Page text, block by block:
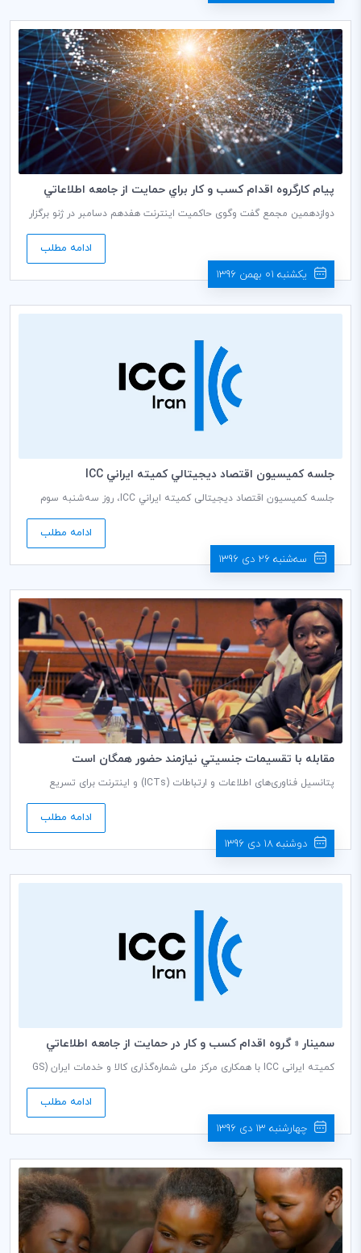
پيام كارگروه اقدام كسب و كار براي حمايت از جامعه اطلاعاتي
اتاق بازرگاني بين‌ا‌لمللي به سياست‌گذاران انجمن حاكميت
اينترنت سال 2017
دوازدهمین مجمع گفت وگوی حاکمیت اینترنت هفدهم دسامبر در ژنو برگزار
جامعه اطلاعاتی (BASIS) اتاق بازرگانی بین‌المللی (ICC) با پیام «شکوفایی
اقتصاد دیجیتالی مستلزم برخورد تخصصی با کسب و کارها است.»، میزبان
نخستین جلسه چندجانبه به منظور ایجاد فهمی عمیق نسبت به نقش
کسب و کار‌ها و سایر ذینفعان در حمایت از مزایای روزافزون فناوری اطلاعات
ادامه مطلب
یکشنبه 01 بهمن 1396
جلسه كميسيون اقتصاد ديجيتالي كميته ايراني ICC
جلسه کمیسیون اقتصاد دیجیتالی كميته ايراني ICC، روز سه‌شنبه سوم
معادن و کشاورزی ایران به ریاست دکتر عبداله‌زاده دبیر کمیسیون برگزار
ادامه مطلب
سه‌شنبه 26 دی 1396
مقابله با تقسيمات جنسيتي نيازمند حضور همگان است
پتانسیل فناوری‌های اطلاعات و ارتباطات (ICTs) و اینترنت برای تسریع
ادامه مطلب
دوشنبه 18 دی 1396
سمينار « گروه اقدام كسب و كار در حمايت از جامعه اطلاعاتي
ICC »
کمیته ایرانی ICC با همکاری مرکز ملی شماره‌گذاری کالا و خدمات ایران (GS
روز سه‌شنبه، 5 دی ماه ۱۳۹6 در اتاق بازرگاني، صنايع، معادن و کشاورزي
ايران برگزار کرد.
ادامه مطلب
چهارشنبه 13 دی 1396